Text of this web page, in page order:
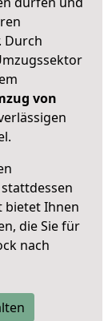
Durch
von
bietet Ihnen
die Sie für
nach